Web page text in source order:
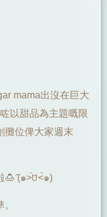
mama出沒在巨大
以甜品為主題嘅限
攤位俾大家週末
🍮 ̋(๑˃́ꇴ˂̀๑)